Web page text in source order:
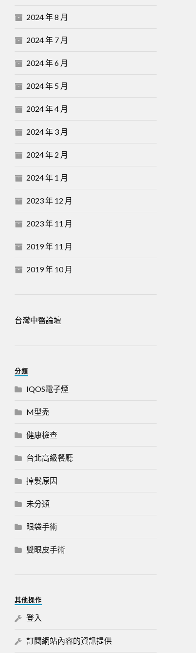
2024 年 8 月
2024 年 7 月
2024 年 6 月
2024 年 5 月
2024 年 4 月
2024 年 3 月
2024 年 2 月
2024 年 1 月
2023 年 12 月
2023 年 11 月
2019 年 11 月
2019 年 10 月
台灣中醫論壇
分類
IQOS電子煙
M型禿
健康檢查
台北高級餐廳
掉髮原因
未分類
眼袋手術
雙眼皮手術
其他操作
登入
訂閱網站內容的資訊提供